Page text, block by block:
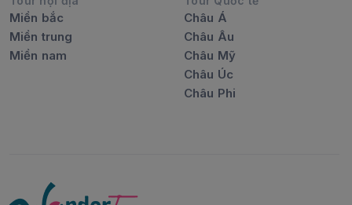
Miền bắc
Miền trung
Miền nam
Châu Á
Châu Âu
Châu Mỹ
Châu Úc
Châu Phi